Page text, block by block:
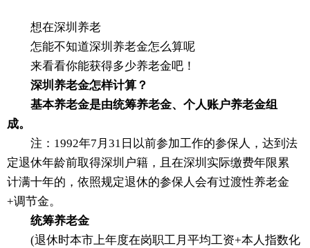
想在深圳养老
怎能不知道深圳养老金怎么算呢
来看看你能获得多少养老金吧！
深圳养老金怎样计算？
基本养老金是由统筹养老金、个人账户养老金组
成。
注：1992年7月31日以前参加工作的参保人，达到法
定退休年龄前取得深圳户籍，且在深圳实际缴费年限累
计满十年的，依照规定退休的参保人会有过渡性养老金
+调节金。
统筹养老金
(退休时本市上年度在岗职工月平均工资+本人指数化